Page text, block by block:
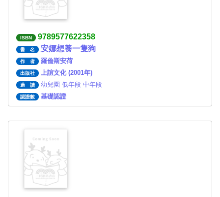
ISBN 9789577622358
書 名 安娜想養一隻狗
作 者 羅倫斯安荷
出版社 上誼文化 (2001年)
適 讀 幼兒園 低年段 中年段
認證數 基礎認證